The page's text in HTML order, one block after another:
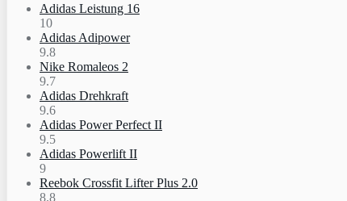
Adidas Leistung 16
10
Adidas Adipower
9.8
Nike Romaleos 2
9.7
Adidas Drehkraft
9.6
Adidas Power Perfect II
9.5
Adidas Powerlift II
9
Reebok Crossfit Lifter Plus 2.0
8.8